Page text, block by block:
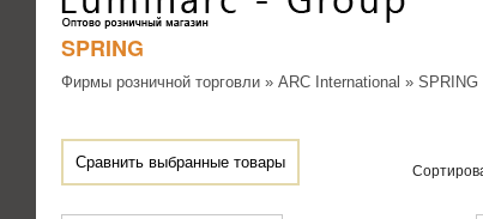
SPRING
Фирмы розничной торговли »ARC International » SPRING